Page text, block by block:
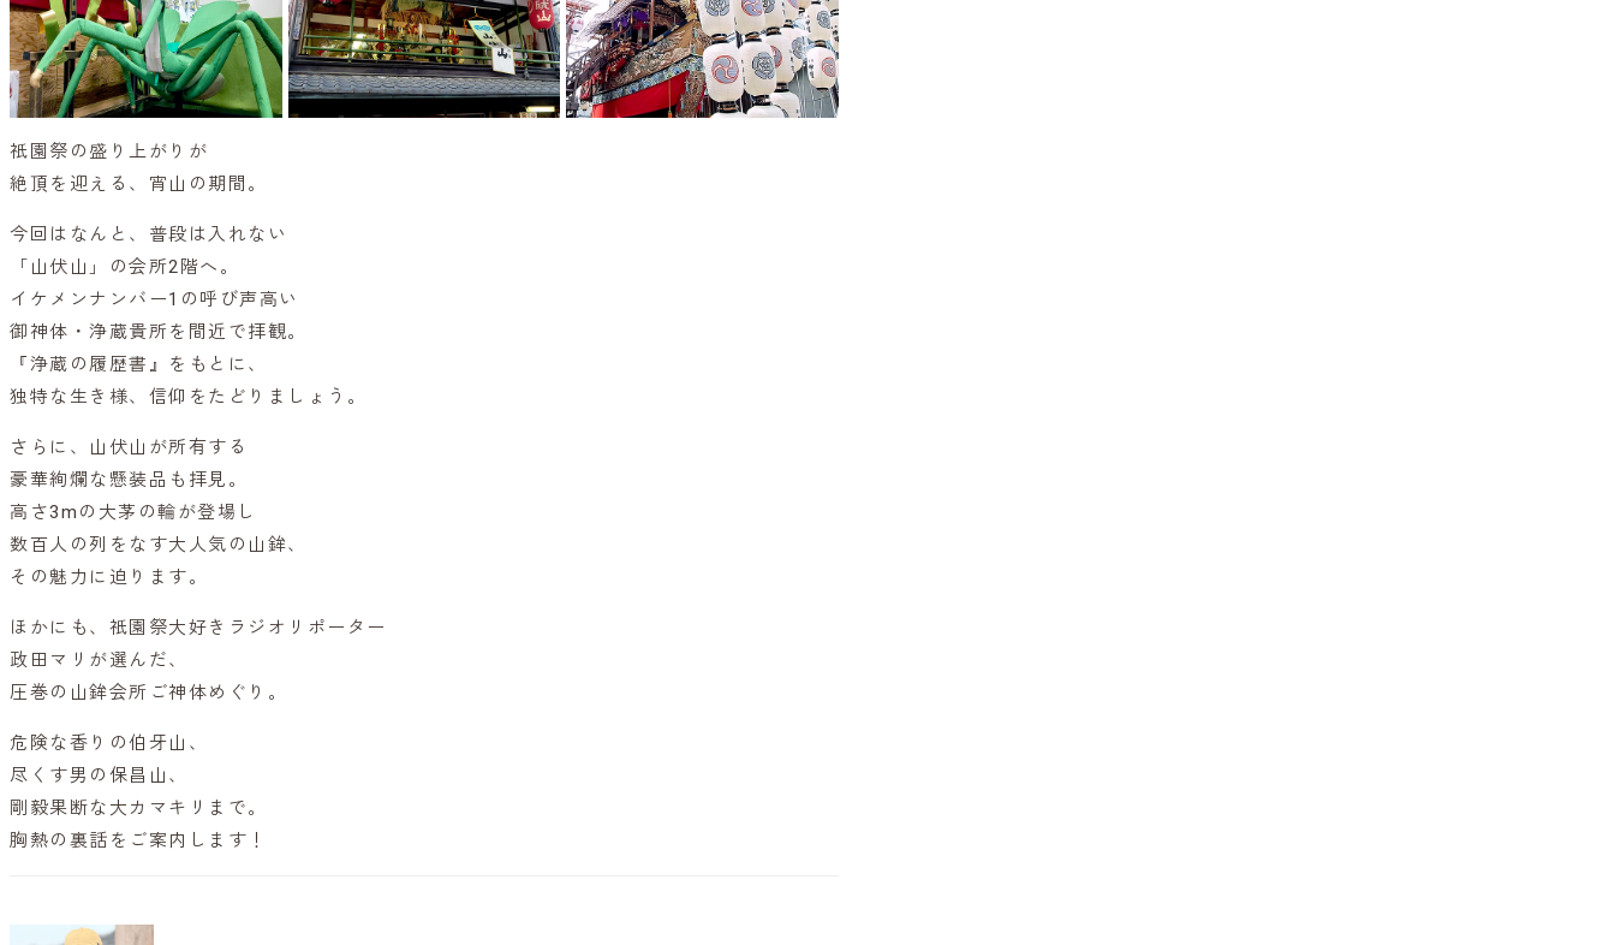
祇園祭の盛り上がりが
絶頂を迎える、宵山の期間。
今回はなんと、普段は入れない
「山伏山」の会所2階へ。
イケメンナンバー1の呼び声高い
御神体・浄蔵貴所を間近で拝観。
『浄蔵の履歴書』をもとに、
独特な生き様、信仰をたどりましょう。
さらに、山伏山が所有する
豪華絢爛な懸装品も拝見。
高さ3mの大茅の輪が登場し
数百人の列をなす大人気の山鉾、
その魅力に迫ります。
ほかにも、祇園祭大好きラジオリポーター
政田マリが選んだ、
圧巻の山鉾会所ご神体めぐり。
危険な香りの伯牙山、
尽くす男の保昌山、
剛毅果断な大カマキリまで。
胸熱の裏話をご案内します！